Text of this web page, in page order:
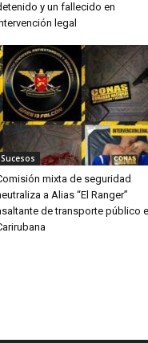
y un fallecido en
legal
Sucesos
mixta de seguridad
a Alias “El Ranger”
de transporte público